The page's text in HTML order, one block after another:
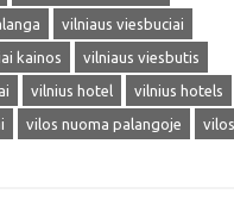
vilniaus viesbuciai
kainos
vilniaus viesbutis
vilnius hotel
vilnius hotels
vilos nuoma palangoje